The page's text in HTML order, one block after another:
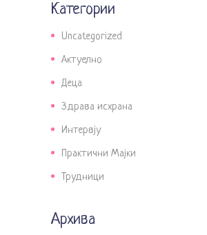
Категории
Uncategorized
Актуелно
Деца
Здрава исхрана
Интервју
Практични Мајки
Трудници
Архива